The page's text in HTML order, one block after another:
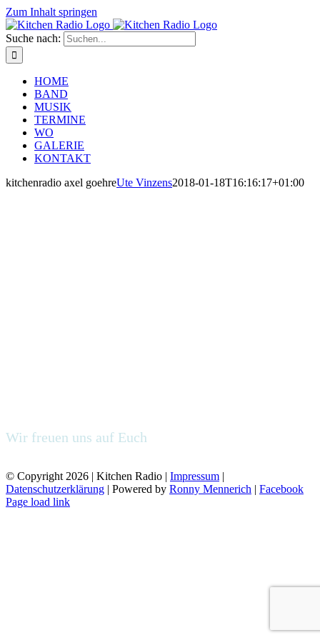
Zum Inhalt springen
Suche nach:
HOME
BAND
MUSIK
TERMINE
WO
GALERIE
KONTAKT
kitchenradio axel goehreUte Vinzens2018-01-18T16:16:17+01:00
Wir freuen uns auf Euch
© Copyright 2026 | Kitchen Radio | Impressum |
Datenschutzerklärung | Powered by Ronny Mennerich | Facebook
Page load link